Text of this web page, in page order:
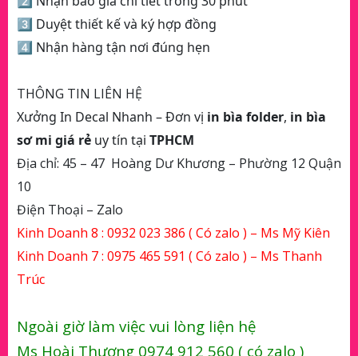
3️⃣ Duyệt thiết kế và ký hợp đồng
4️⃣ Nhận hàng tận nơi đúng hẹn
THÔNG TIN LIÊN HỆ
Xưởng In Decal Nhanh – Đơn vị in bìa folder, in bìa
sơ mi giá rẻ uy tín tại TPHCM
Địa chỉ: 45 – 47 Hoàng Dư Khương – Phường 12 Quận
10
Điện Thoại – Zalo
Kinh Doanh 8 : 0932 023 386 ( Có zalo ) – Ms Mỹ Kiên
Kinh Doanh 7 : 0975 465 591 ( Có zalo ) – Ms Thanh
Trúc
Ngoài giờ làm việc vui lòng liện hệ
Ms Hoài Thương 0974 912 560 ( có zalo )